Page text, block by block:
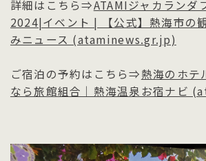
詳細はこちら⇒ATAMIジャカランダ
2024|イベント | 【公式】熱海市の
みニュース (ataminews.gr.jp)
ご宿泊の予約はこちら⇒熱海のホテ
なら旅館組合｜熱海温泉お宿ナビ